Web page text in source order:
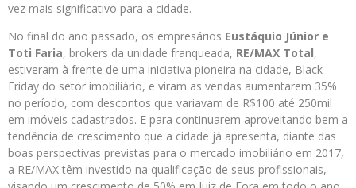
vez mais significativo para a cidade.
No final do ano passado, os empresários Eustáquio Júnior e
Toti Faria, brokers da unidade franqueada, RE/MAX Total,
estiveram à frente de uma iniciativa pioneira na cidade, Black
Friday do setor imobiliário, e viram as vendas aumentarem 35%
no período, com descontos que variavam de R$100 até 250mil
em imóveis cadastrados. E para continuarem aproveitando bem a
tendência de crescimento que a cidade já apresenta, diante das
boas perspectivas previstas para o mercado imobiliário em 2017,
a RE/MAX têm investido na qualificação de seus profissionais,